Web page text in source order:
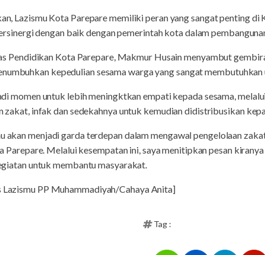
Lazismu Kota Parepare memiliki peran yang sangat penting di
dengan baik dengan pemerintah kota dalam
Pendidikan Kota Parepare, Makmur Husain menyambut
kepedulian sesama warga yang sangat membutuhkan
momen untuk lebih meningktkan empati kepada sesama,
infak dan sedekahnya untuk kemudian didistribusikan
akan menjadi garda terdepan dalam mengawal pengelolaan
Parepare. Melalui kesempatan ini, saya menitipkan pesan
untuk membantu masyarakat.
PP Muhammadiyah/Cahaya Anita]
Tag :